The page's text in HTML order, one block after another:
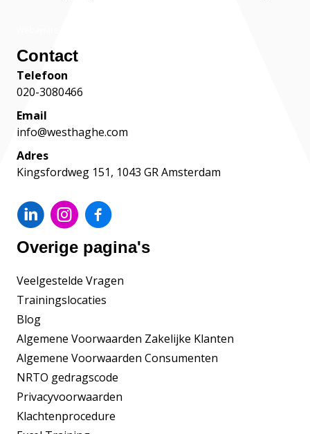
Contact
Telefoon
020-3080466
Email
info@westhaghe.com
Adres
Kingsfordweg 151, 1043 GR Amsterdam
Overige pagina's
Veelgestelde Vragen
Trainingslocaties
Blog
Algemene Voorwaarden Zakelijke Klanten
Algemene Voorwaarden Consumenten
NRTO gedragscode
Privacyvoorwaarden
Klachtenprocedure